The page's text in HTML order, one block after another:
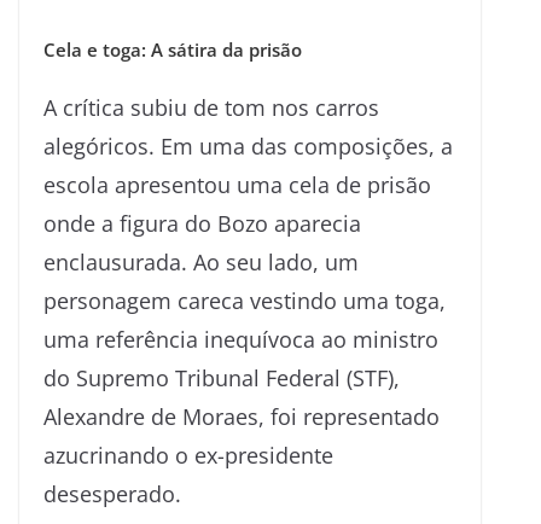
Cela e toga: A sátira da prisão
A crítica subiu de tom nos carros
alegóricos. Em uma das composições, a
escola apresentou uma cela de prisão
onde a figura do Bozo aparecia
enclausurada. Ao seu lado, um
personagem careca vestindo uma toga,
uma referência inequívoca ao ministro
do Supremo Tribunal Federal (STF),
Alexandre de Moraes, foi representado
azucrinando o ex-presidente
desesperado.